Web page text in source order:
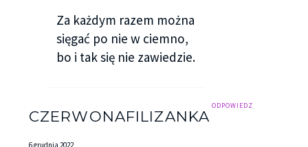
Za każdym razem można
sięgać po nie w ciemno,
bo i tak się nie zawiedzie.
ODPOWIEDZ
CZERWONAFILIZANKA
6 grudnia 2022